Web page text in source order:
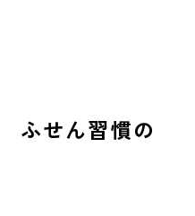
ふせん習慣の